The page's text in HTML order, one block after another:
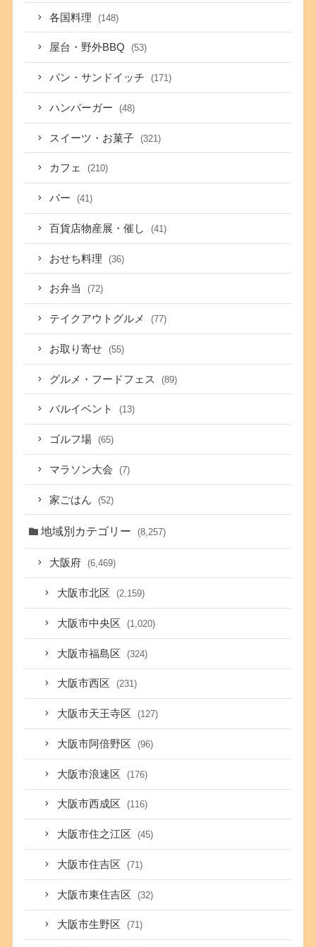
各国料理 (148)
屋台・野外BBQ (53)
パン・サンドイッチ (171)
ハンバーガー (48)
スイーツ・お菓子 (321)
カフェ (210)
バー (41)
百貨店物産展・催し (41)
おせち料理 (36)
お弁当 (72)
テイクアウトグルメ (77)
お取り寄せ (55)
グルメ・フードフェス (89)
バルイベント (13)
ゴルフ場 (65)
マラソン大会 (7)
家ごはん (52)
地域別カテゴリー (8,257)
大阪府 (6,469)
大阪市北区 (2,159)
大阪市中央区 (1,020)
大阪市福島区 (324)
大阪市西区 (231)
大阪市天王寺区 (127)
大阪市阿倍野区 (96)
大阪市浪速区 (176)
大阪市西成区 (116)
大阪市住之江区 (45)
大阪市住吉区 (71)
大阪市東住吉区 (32)
大阪市生野区 (71)